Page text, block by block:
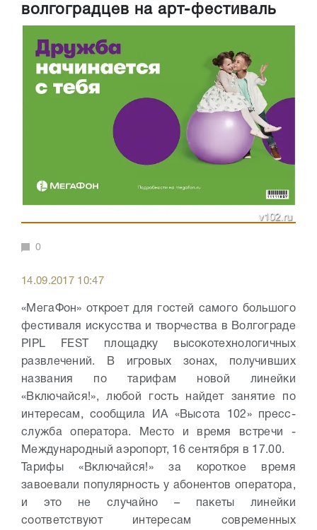
волгоградцев на арт-фестиваль
0
14.09.2017 10:47
«МегаФон» откроет для гостей самого большого
фестиваля искусства и творчества в Волгограде
PIPL FEST площадку высокотехнологичных
развлечений. В игровых зонах, получивших
названия по тарифам новой линейки
«Включайся!», любой гость найдет занятие по
интересам, сообщила ИА «Высота 102» пресс-
служба оператора. Место и время встречи -
Международный аэропорт, 16 сентября в 17.00.
Тарифы «Включайся!» за короткое время
завоевали популярность у абонентов оператора,
и это не случайно – пакеты линейки
соответствуют интересам современных